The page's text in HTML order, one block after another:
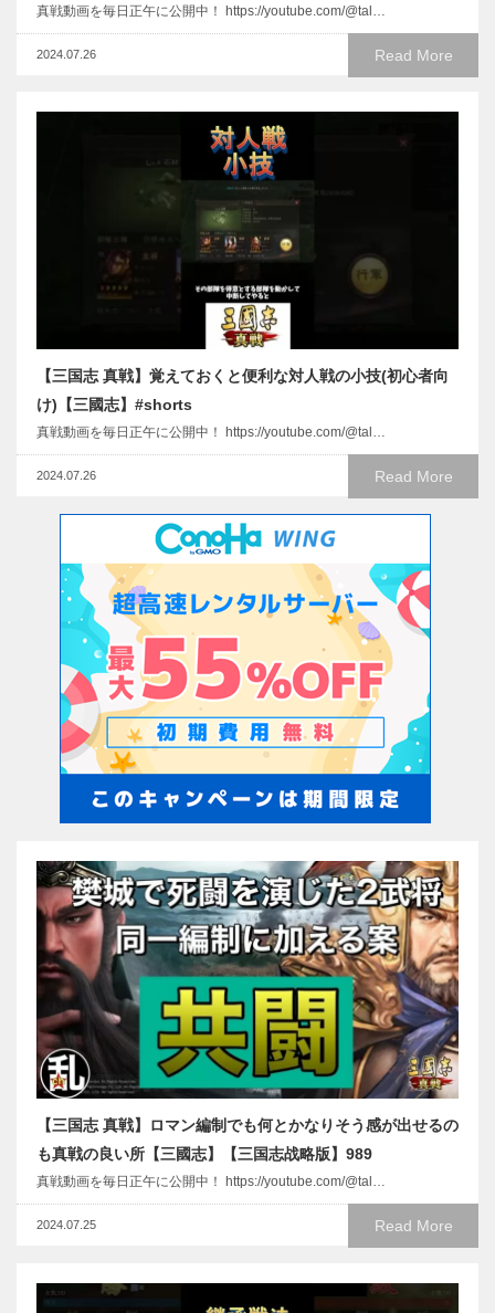
真戦動画を毎日正午に公開中！ https://youtube.com/@tal…
Read More
2024.07.26
【三国志 真戦】覚えておくと便利な対人戦の小技(初心者向
け)【三國志】#shorts
真戦動画を毎日正午に公開中！ https://youtube.com/@tal…
Read More
2024.07.26
【三国志 真戦】ロマン編制でも何とかなりそう感が出せるの
も真戦の良い所【三國志】【三国志战略版】989
真戦動画を毎日正午に公開中！ https://youtube.com/@tal…
Read More
2024.07.25